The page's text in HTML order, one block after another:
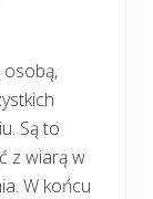
osobą,
Są to
z wiarą w
W końcu